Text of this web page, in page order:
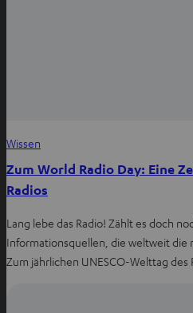
Wissen
Zum World Radio Day: Eine
Radios
Lang lebe das Radio! Zählt es doch
Informationsquellen, die weltweit die
Zum jährlichen UNESCO-Welttag des